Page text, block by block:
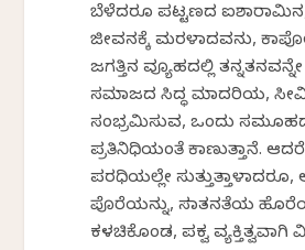
ಬೆಳೆದರೂ ಪಟ್ಟಣದ
ಜೀವನಕ್ಕೆ ಮರಳಾದವನು,
ಜಗತ್ತಿನ ವ್ಯೂಹದಲ್ಲಿ
ಸಮಾಜದ ಸಿದ್ಧ ಮಾದರಿಯ,
ಸಂಭ್ರಮಿಸುವ, ಒಂದು
ಪ್ರತಿನಿಧಿಯಂತೆ ಕಾಣುತ್ತಾನೆ.
ಪರಧಿಯಲ್ಲೇ
ಪೊರೆಯನ್ನು, ಸನಾತನತೆಯ
ಕಳಚಿಕೊಂಡ, ಪಕ್ವ ವ್ಯಕ್ತಿತ್ವವಾಗಿ